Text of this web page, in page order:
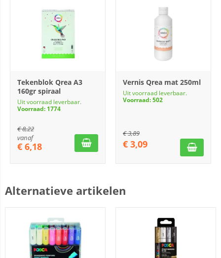
Tekenblok Qrea A3
160gr spiraal
Uit voorraad leverbaar.
Voorraad: 1774
€8,22
vanaf
€ 6,18
Vernis Qrea mat 250ml
Uit voorraad leverbaar.
Voorraad: 502
€3,89
€ 3,09
Alternatieve artikelen